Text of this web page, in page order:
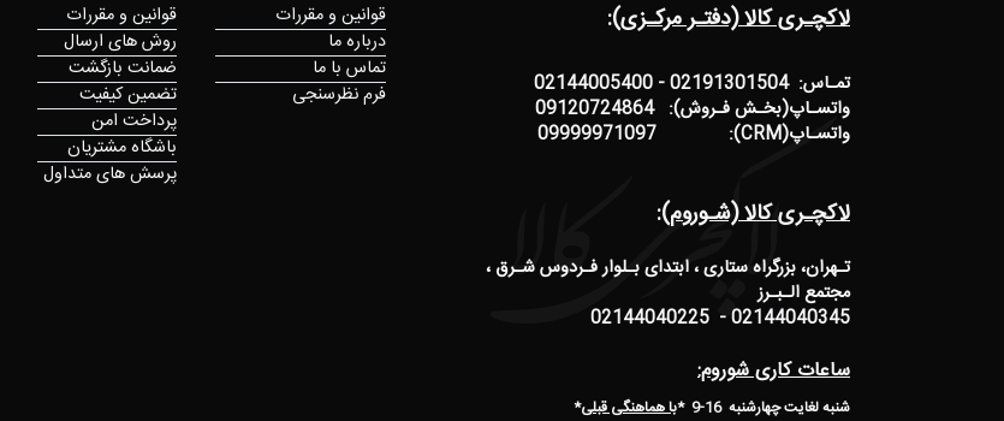
لاکچـری کالا (دفتـر مرکـزی):
تمـاس: 02191301504 - 02144005400
واتسـاپ(بخـش فـروش): 09120724864
واتسـاپ(CRM): 09999971097
لاکچـری کالا (شـوروم):
تـهران، بزرگراه ستاری ، ابتدای بـلوار فـردوس شـرق ،
مجتمع الـبـرز
02144040345 - 02144040225
ساعات کاری شوروم:
شنبه لغایت چهارشنبه 16-9 * با هماهنگی قبلی*
قوانین و مقررات
درباره ما
تماس با ما
فرم نظرسنجی
قوانین و مقررات
روش های ارسال
ضمانت بازگشت
تضمین کیفیت
پرداخت امن
باشگاه مشتریان
پرسش های متداول